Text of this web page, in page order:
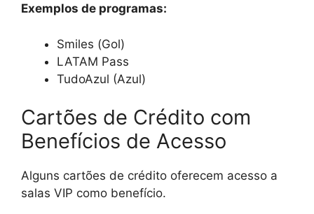
Exemplos de programas:
Smiles (Gol)
LATAM Pass
TudoAzul (Azul)
Cartões de Crédito com
Benefícios de Acesso
Alguns cartões de crédito oferecem acesso a
salas VIP como benefício.